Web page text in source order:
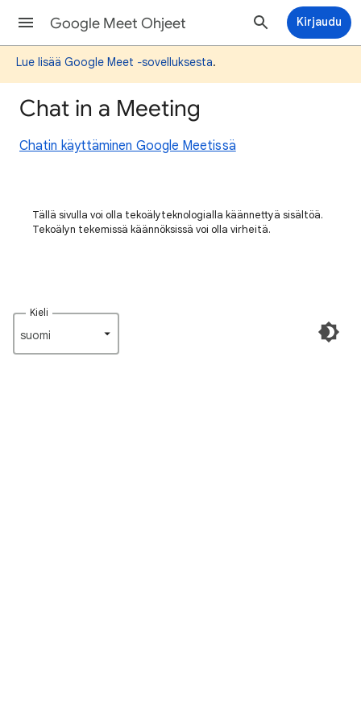
Google Meet Ohjeet Kirjaudu
Lue lisää Google Meet ‐sovelluksesta.
Chat in a Meeting
Chatin käyttäminen Google Meetissä
Tällä sivulla voi olla tekoälyteknologialla käännettyä sisältöä.
Tekoälyn tekemissä käännöksissä voi olla virheitä.
Kieli
suomi‎